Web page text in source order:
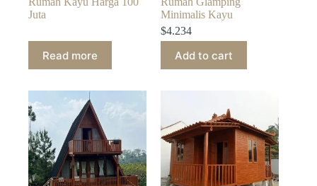
Juta
Read more
Minimalis Kayu
$4.234
Add to cart